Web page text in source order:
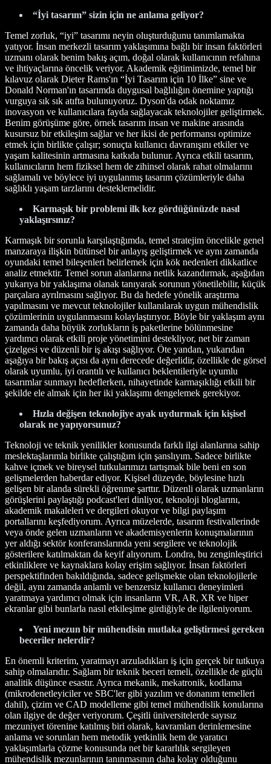
“İyi tasarım” sizin için ne anlama geliyor?
Temel zorluk, “iyi” tasarımı neyin oluşturduğunu tanımlamakta
yatıyor. İnsan merkezli tasarım yaklaşımına bağlı bir insan faktörleri
uzmanı olarak benim bakış açım, doğal olarak kullanıcının refahına
ve ihtiyaçlarına öncelik veriyor. Akademik eğitimimizde, temel bir
kılavuz olarak Dieter Rams'ın “İyi Tasarım için 10 İlke” sine ve
Donald Norman'ın tasarımda duygusal bağlılığın önemine yaptığı
vurguya sık sık atıfta bulunuyoruz. Dyson'da odak noktamız
inovasyon ve kullanıcılara fayda sağlayacak teknolojiler geliştirmek.
Benim görüşüme göre, örnek tasarım insan ve makine arasında
kusursuz bir etkileşim sağlar ve her ikisi de performansı optimize
etmek için birlikte çalışır; sonuçta kullanıcı davranışını etkiler ve
yaşam kalitesinin artmasına katkıda bulunur. Ayrıca etkili tasarım,
kullanıcıların hem fiziksel hem de zihinsel olarak rahat olmalarını
sağlamalı ve böylece iyi uygulanmış tasarım çözümleriyle daha
sağlıklı yaşam tarzlarını desteklemelidir.
Karmaşık bir problemi ilk kez gördüğünüzde nasıl
yaklaşırsınız?
Karmaşık bir sorunla karşılaştığımda, temel stratejim öncelikle genel
manzaraya ilişkin bütünsel bir anlayış geliştirmek ve aynı zamanda
oyundaki temel bileşenleri belirlemek için kök nedenleri dikkatlice
analiz etmektir. Temel sorun alanlarına netlik kazandırmak, aşağıdan
yukarıya bir yaklaşıma olanak tanıyarak sorunun yönetilebilir, küçük
parçalara ayrılmasını sağlıyor. Bu da hedefe yönelik araştırma
yapılmasını ve mevcut teknolojiler kullanılarak uygun mühendislik
çözümlerinin uygulanmasını kolaylaştırıyor. Böyle bir yaklaşım aynı
zamanda daha büyük zorlukların iş paketlerine bölünmesine
yardımcı olarak etkili proje yönetimini destekliyor, net bir zaman
çizelgesi ve düzenli bir iş akışı sağlıyor. Öte yandan, yukarıdan
aşağıya bir bakış açısı da aynı derecede değerlidir, özellikle de görsel
olarak uyumlu, iyi orantılı ve kullanıcı beklentileriyle uyumlu
tasarımlar sunmayı hedeflerken, nihayetinde karmaşıklığı etkili bir
şekilde ele almak için her iki yaklaşımı dengelemek gerekiyor.
Hızla değişen teknolojiye ayak uydurmak için kişisel
olarak ne yapıyorsunuz?
Teknoloji ve teknik yenilikler konusunda farklı ilgi alanlarına sahip
meslektaşlarımla birlikte çalıştığım için şanslıyım. Sadece birlikte
kahve içmek ve bireysel tutkularımızı tartışmak bile beni en son
gelişmelerden haberdar ediyor. Kişisel düzeyde, böylesine hızlı
gelişen bir alanda sürekli öğrenme şarttır. Düzenli olarak uzmanların
görüşlerini paylaştığı podcast'leri dinliyor, teknoloji bloglarını,
akademik makaleleri ve dergileri okuyor ve bilgi paylaşım
portallarını keşfediyorum. Ayrıca müzelerde, tasarım festivallerinde
veya önde gelen uzmanların ve akademisyenlerin konuşmalarının
yer aldığı sektör konferanslarında yeni sergilere ve teknolojik
gösterilere katılmaktan da keyif alıyorum. Londra, bu zenginleştirici
etkinliklere ve kaynaklara kolay erişim sağlıyor. İnsan faktörleri
perspektifinden bakıldığında, sadece gelişmekte olan teknolojilerle
değil, aynı zamanda anlamlı ve benzersiz kullanıcı deneyimleri
yaratmaya yardımcı olmak için insanların VR, AR, XR ve hiper
ekranlar gibi bunlarla nasıl etkileşime girdiğiyle de ilgileniyorum.
Yeni mezun bir mühendisin mutlaka geliştirmesi gereken
beceriler nelerdir?
En önemli kriterim, yaratmayı arzuladıkları iş için gerçek bir tutkuya
sahip olmalarıdır. Sağlam bir teknik beceri temeli, özellikle de güçlü
analitik düşünce esastır. Ayrıca mekanik, mekatronik, kodlama
(mikrodenetleyiciler ve SBC'ler gibi yazılım ve donanım temelleri
dahil), çizim ve CAD modelleme gibi temel mühendislik konularına
olan ilgiye de değer veriyorum. Çeşitli üniversitelerde sayısız
mezuniyet törenine katılmış biri olarak, kavramları derinlemesine
anlama ve sorunları hem metodik yetkinlik hem de yaratıcı
yaklaşımlarla çözme konusunda net bir kararlılık sergileyen
mühendislik mezunlarının tanınmasının daha kolay olduğunu